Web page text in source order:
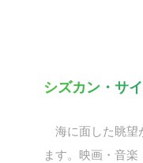
シズカン・サ
海に面した眺望
ます。映画・音